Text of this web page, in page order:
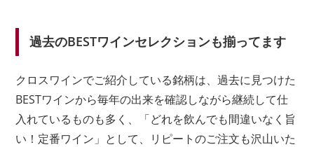
過去のBESTワインセレクションも揃ってます
クロスワインでご紹介している銘柄は、過去に見つけた
BESTワインから毎年の出来を確認しながら継続して仕
入れているものも多く、「どれを飲んでも間違いなく旨
い！定番ワイン」として、リピートのご注文も沢山いた